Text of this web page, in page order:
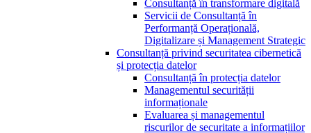
Consultanță în transformare digitală
Servicii de Consultanță în
Performanță Operațională,
Digitalizare și Management Strategic
Consultanță privind securitatea cibernetică
și protecția datelor
Consultanță în protecția datelor
Managementul securității
informaționale
Evaluarea și managementul
riscurilor de securitate a informațiilor